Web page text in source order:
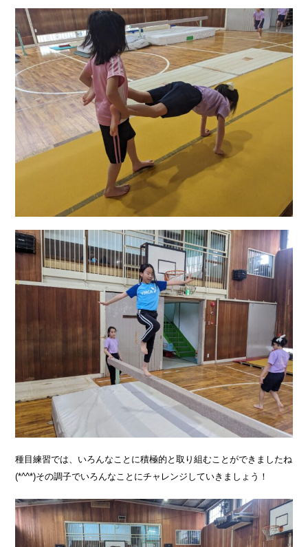
種目練習では、いろんなことに積極的と取り組むことができましたね
(*^^*)その調子でいろんなことにチャレンジしていきましょう！